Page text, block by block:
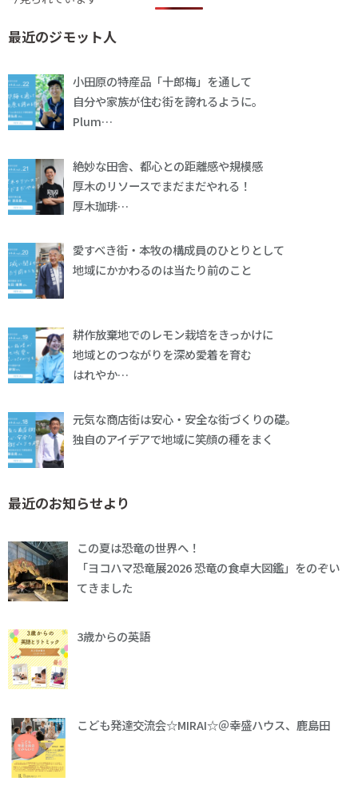
最近のジモット人
小田原の特産品「十郎梅」を通して
自分や家族が住む街を誇れるように。
Plum…
絶妙な田舎、都心との距離感や規模感
厚木のリソースでまだまだやれる！
厚木珈琲…
愛すべき街・本牧の構成員のひとりとして
地域にかかわるのは当たり前のこと
耕作放棄地でのレモン栽培をきっかけに
地域とのつながりを深め愛着を育む
はれやか…
元気な商店街は安心・安全な街づくりの礎。
独自のアイデアで地域に笑顔の種をまく
最近のお知らせより
この夏は恐竜の世界へ！
「ヨコハマ恐竜展2026 恐竜の食卓大図鑑」をのぞい
てきました
3歳からの英語
こども発達交流会☆MIRAI☆＠幸盛ハウス、鹿島田